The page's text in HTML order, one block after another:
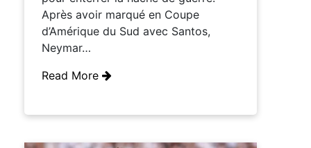
Après avoir marqué en Coupe
d’Amérique du Sud avec Santos,
Neymar…
Read More